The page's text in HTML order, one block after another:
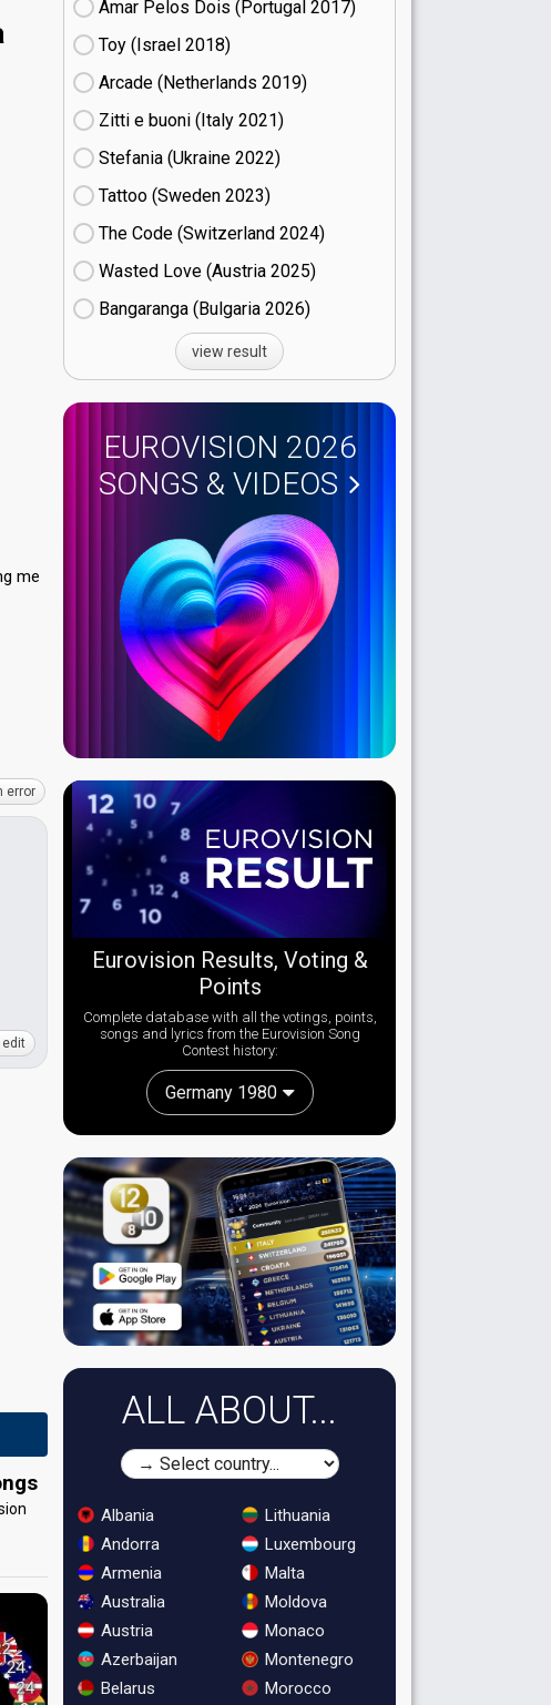
me
error
edit
Amar Pelos Dois (Portugal
17)
Toy (Israel
18)
Arcade (Netherlands
19)
Zitti e buoni​ (Italy
21)
Stefania (Ukraine
22)
Tattoo (Sweden
23)
The Code (Switzerland
24)
Wasted Love (Austria
25)
Bangaranga (Bulgaria
26)
view result
EUROVISION 2026
SONGS & VIDEOS
Eurovision Results, Voting &
Points
Complete database with all the votings, points,
songs and lyrics from the Eurovision Song
Contest history:
Germany 1980
ALL ABOUT...
Albania
Andorra
Armenia
Australia
Austria
Azerbaijan
Belarus
Lithuania
Luxembourg
Malta
Moldova
Monaco
Montenegro
Morocco